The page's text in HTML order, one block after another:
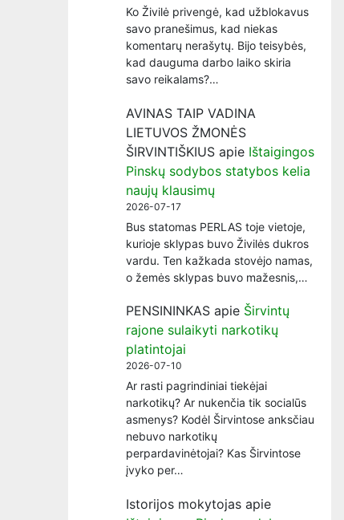
Ko Živilė privengė, kad užblokavus
savo pranešimus, kad niekas
komentarų nerašytų. Bijo teisybės,
kad dauguma darbo laiko skiria
savo reikalams?…
AVINAS TAIP VADINA
LIETUVOS ŽMONĖS
ŠIRVINTIŠKIUS apie Ištaigingos
Pinskų sodybos statybos kelia
naujų klausimų
2026-07-17
Bus statomas PERLAS toje vietoje,
kurioje sklypas buvo Živilės dukros
vardu. Ten kažkada stovėjo namas,
o žemės sklypas buvo mažesnis,…
PENSININKAS apie Širvintų
rajone sulaikyti narkotikų
platintojai
2026-07-10
Ar rasti pagrindiniai tiekėjai
narkotikų? Ar nukenčia tik socialūs
asmenys? Kodėl Širvintose anksčiau
nebuvo narkotikų
perpardavinėtojai? Kas Širvintose
įvyko per…
Istorijos mokytojas apie